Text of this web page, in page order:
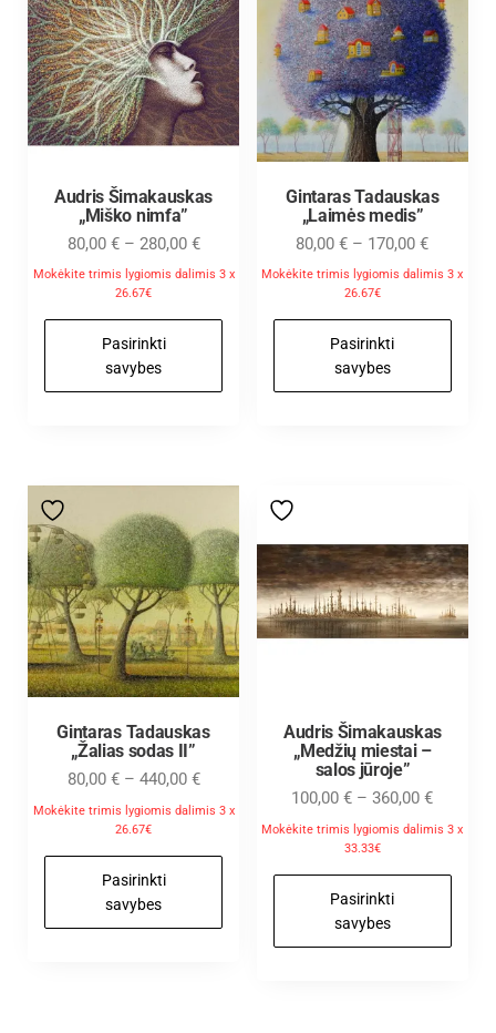
Audris Šimakauskas
„Miško nimfa”
80,00 € – 280,00 €
Mokėkite trimis lygiomis dalimis 3 x
26.67€
Pasirinkti
savybes
Gintaras Tadauskas
„Laimės medis”
80,00€ – 170,00€
Mokėkite trimis lygiomis dalimis 3 x
26.67€
Pasirinkti
savybes
Gintaras Tadauskas
„Žalias sodas II”
80,00 € – 440,00 €
Mokėkite trimis lygiomis dalimis 3 x
26.67€
Pasirinkti
savybes
Audris Šimakauskas
„Medžių miestai –
salos jūroje”
100,00€ – 360,00€
Mokėkite trimis lygiomis dalimis 3 x
33.33€
Pasirinkti
savybes